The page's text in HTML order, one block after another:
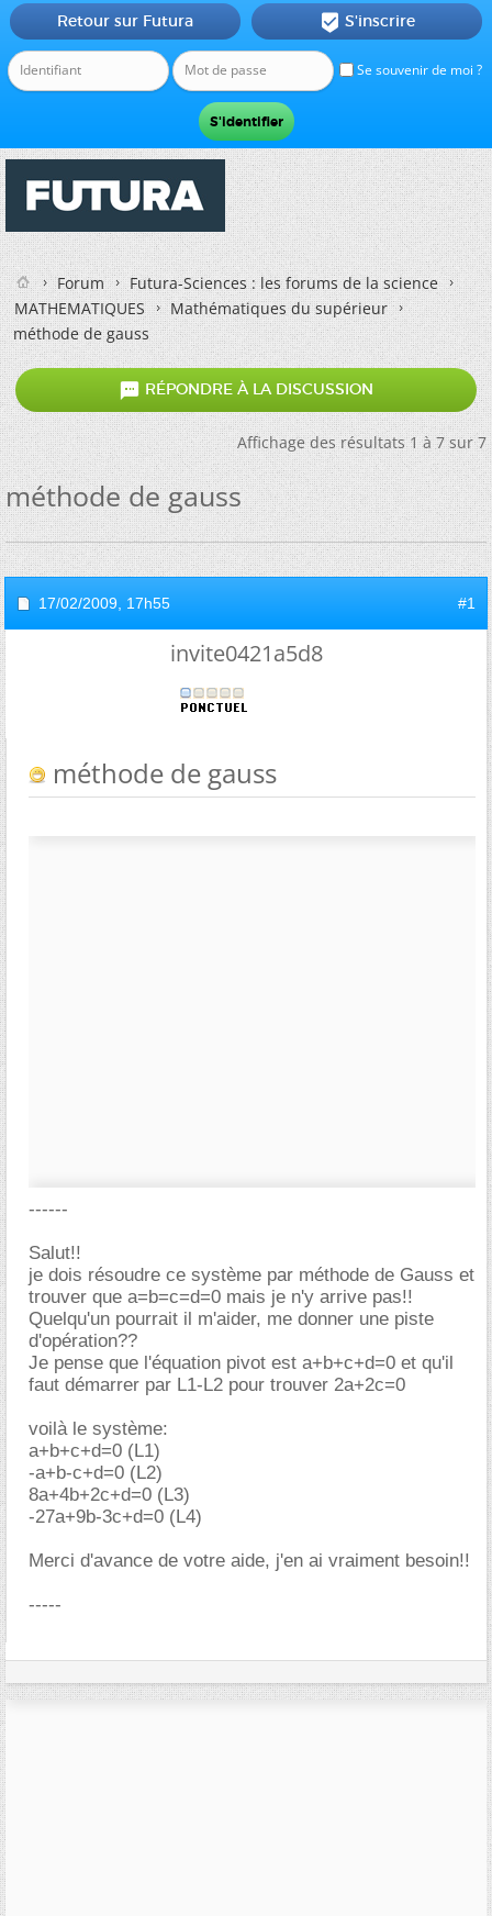
Se souvenir de moi ?
Retour sur Futura  S'inscrire
Forum
Futura-Sciences : les forums de la science
MATHEMATIQUES
Mathématiques du supérieur
méthode de gauss
 RÉPONDRE À LA DISCUSSION
Affichage des résultats 1 à 7 sur 7
méthode de gauss
17/02/2009, 17h55 #1
invite0421a5d8
méthode de gauss
------
Salut!!
je dois résoudre ce système par méthode de Gauss et
trouver que a=b=c=d=0 mais je n'y arrive pas!!
Quelqu'un pourrait il m'aider, me donner une piste
d'opération??
Je pense que l'équation pivot est a+b+c+d=0 et qu'il
faut démarrer par L1-L2 pour trouver 2a+2c=0
voilà le système:
a+b+c+d=0 (L1)
-a+b-c+d=0 (L2)
8a+4b+2c+d=0 (L3)
-27a+9b-3c+d=0 (L4)
Merci d'avance de votre aide, j'en ai vraiment besoin!!
-----